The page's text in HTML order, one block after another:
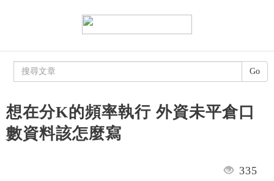
想在分K的頻率執行 外資未平倉口
數資料該怎麼寫
335
Go